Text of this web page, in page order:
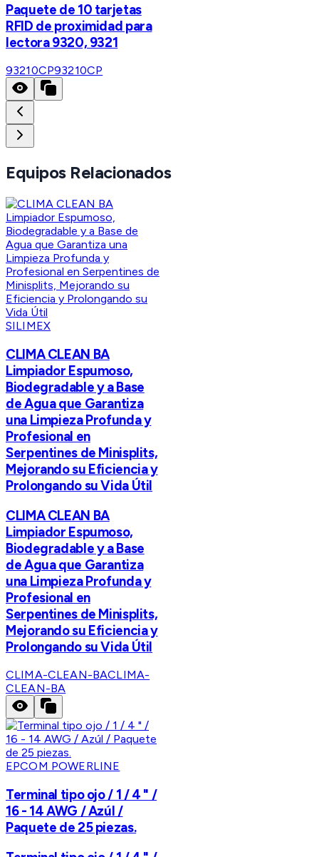
Paquete de 10 tarjetas
RFID de proximidad para
lectora 9320, 9321
93210CP93210CP
Equipos Relacionados
SILIMEX
CLIMA CLEAN BA
Limpiador Espumoso,
Biodegradable y a Base
de Agua que Garantiza
una Limpieza Profunda y
Profesional en
Serpentines de Minisplits,
Mejorando su Eficiencia y
Prolongando su Vida Útil
CLIMA CLEAN BA
Limpiador Espumoso,
Biodegradable y a Base
de Agua que Garantiza
una Limpieza Profunda y
Profesional en
Serpentines de Minisplits,
Mejorando su Eficiencia y
Prolongando su Vida Útil
CLIMA-CLEAN-BACLIMA-
CLEAN-BA
EPCOM POWERLINE
Terminal tipo ojo / 1 / 4 " /
16 - 14 AWG / Azúl /
Paquete de 25 piezas.